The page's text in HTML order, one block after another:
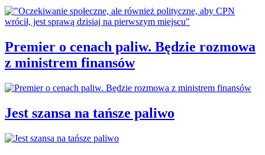
Premier o cenach paliw. Będzie rozmowa
z ministrem finansów
Jest szansa na tańsze paliwo